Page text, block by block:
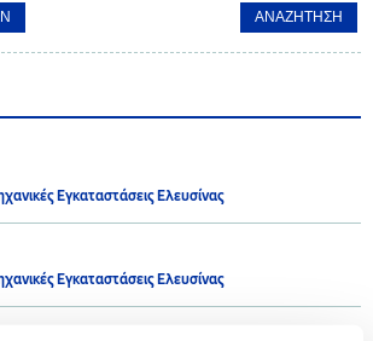
Εγκαταστάσεις Ελευσίνας
Εγκαταστάσεις Ελευσίνας